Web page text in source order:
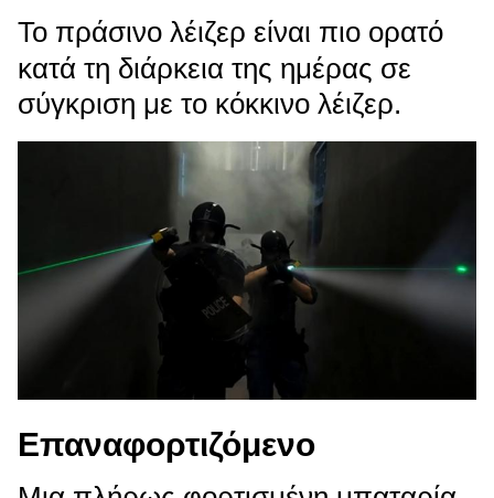
Το πράσινο λέιζερ είναι πιο ορατό
κατά τη διάρκεια της ημέρας σε
σύγκριση με το κόκκινο λέιζερ.
Επαναφορτιζόμενο